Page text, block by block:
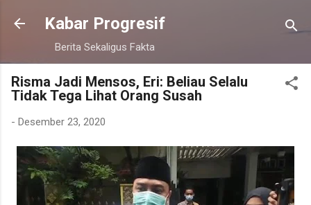
Langsung ke konten utama
Kabar Progresif
Berita Sekaligus Fakta
Risma Jadi Mensos, Eri: Beliau Selalu
Tidak Tega Lihat Orang Susah
- Desember 23, 2020